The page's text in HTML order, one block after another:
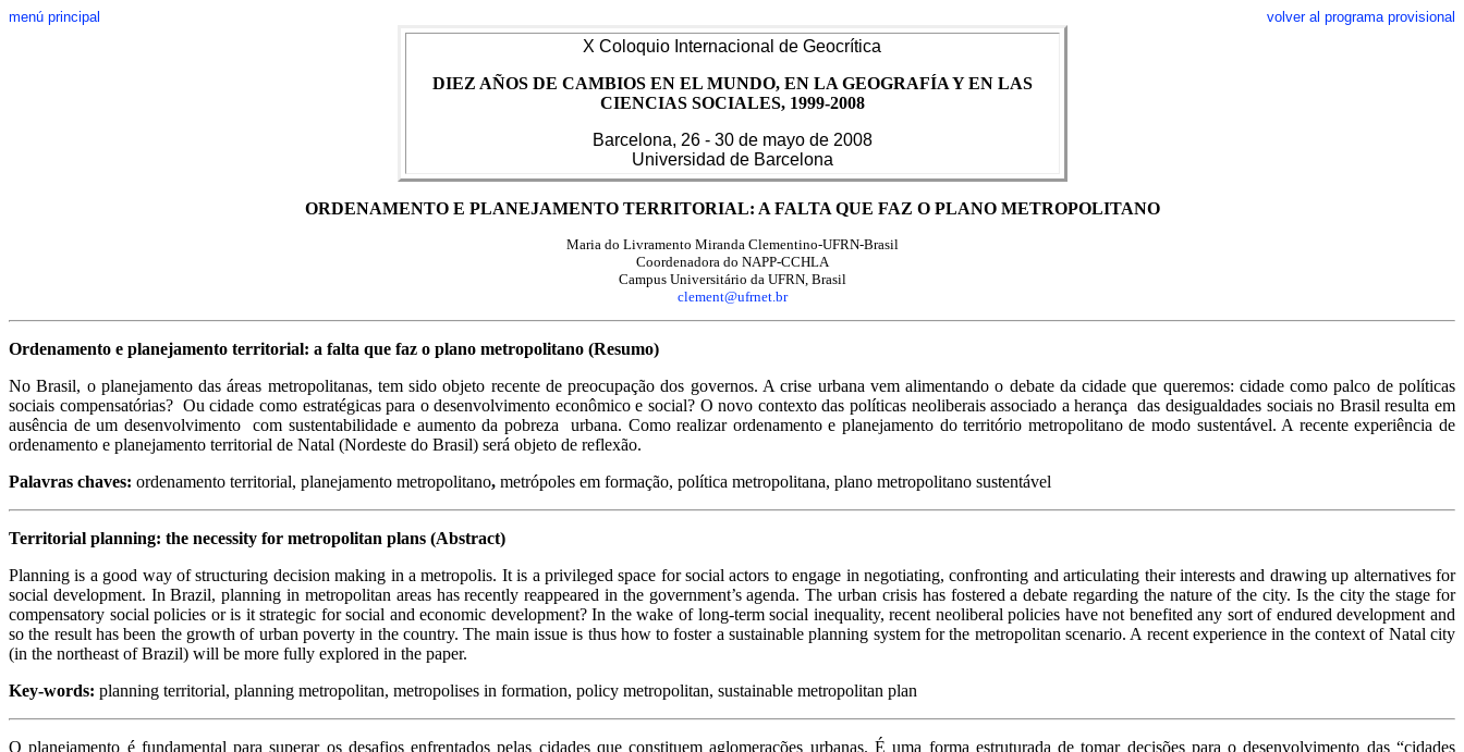
menú principal volver al programa provisional
X Coloquio Internacional de Geocrítica
DIEZ AÑOS DE CAMBIOS EN EL MUNDO, EN LA GEOGRAFÍA Y EN LAS
CIENCIAS SOCIALES, 1999-2008
Barcelona, 26 - 30 de mayo de 2008
Universidad de Barcelona
ORDENAMENTO E PLANEJAMENTO TERRITORIAL: A FALTA QUE FAZ O PLANO METROPOLITANO
Maria do Livramento Miranda Clementino-UFRN-Brasil
Coordenadora do NAPP-CCHLA
Campus Universitário da UFRN, Brasil
clement@ufrnet.br
Ordenamento e planejamento territorial: a falta que faz o plano metropolitano (Resumo)
No Brasil, o planejamento das áreas metropolitanas, tem sido objeto recente de preocupação dos governos. A crise urbana vem alimentando o debate da cidade que queremos: cidade como palco de políticas
sociais compensatórias? Ou cidade como estratégicas para o desenvolvimento econômico e social? O novo contexto das políticas neoliberais associado a herança das desigualdades sociais no Brasil resulta em
ausência de um desenvolvimento com sustentabilidade e aumento da pobreza urbana. Como realizar ordenamento e planejamento do território metropolitano de modo sustentável. A recente experiência de
ordenamento e planejamento territorial de Natal (Nordeste do Brasil) será objeto de reflexão.
Palavras chaves: ordenamento territorial, planejamento metropolitano, metrópoles em formação, política metropolitana, plano metropolitano sustentável
Territorial planning: the necessity for metropolitan plans (Abstract)
Planning is a good way of structuring decision making in a metropolis. It is a privileged space for social actors to engage in negotiating, confronting and articulating their interests and drawing up alternatives for
social development. In Brazil, planning in metropolitan areas has recently reappeared in the government’s agenda. The urban crisis has fostered a debate regarding the nature of the city. Is the city the stage for
compensatory social policies or is it strategic for social and economic development? In the wake of long-term social inequality, recent neoliberal policies have not benefited any sort of endured development and
so the result has been the growth of urban poverty in the country. The main issue is thus how to foster a sustainable planning system for the metropolitan scenario. A recent experience in the context of Natal city
(in the northeast of Brazil) will be more fully explored in the paper.
Key-words: planning territorial, planning metropolitan, metropolises in formation, policy metropolitan, sustainable metropolitan plan
O planejamento é fundamental para superar os desafios enfrentados pelas cidades que constituem aglomerações urbanas. É uma forma estruturada de tomar decisões para o desenvolvimento das “cidades